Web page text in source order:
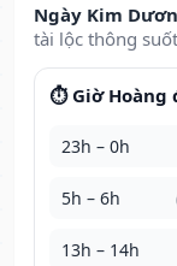
Ngày Kim
tài lộc thông
⏱️ Giờ Hoàng
23h – 0h
5h – 6h
13h – 14h